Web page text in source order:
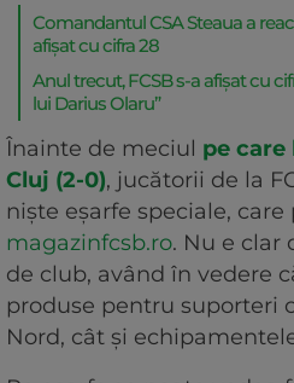
Comandantul CSA Steaua a
afișat cu cifra 28
Anul trecut, FCSB s-a afișat cu
lui Darius Olaru”
Înainte de meciul pe care
Cluj (2-0), jucătorii de la
niște eșarfe speciale,
magazinfcsb.ro. Nu e clar
de club, având în vedere
produse pentru suporteri
Nord, cât și